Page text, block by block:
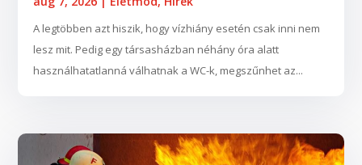
A legtöbben azt hiszik, hogy vízhiány esetén csak inni nem
lesz mit. Pedig egy társasházban néhány óra alatt
használhatatlanná válhatnak a WC-k, megszűnhet az...